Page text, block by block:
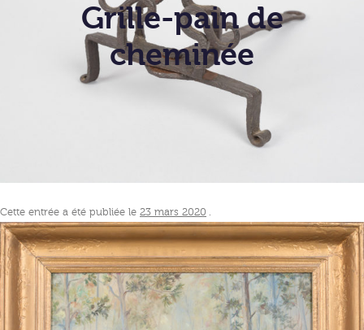
Grille-pain de
cheminée
Cette entrée a été publiée le 23 mars 2020 .